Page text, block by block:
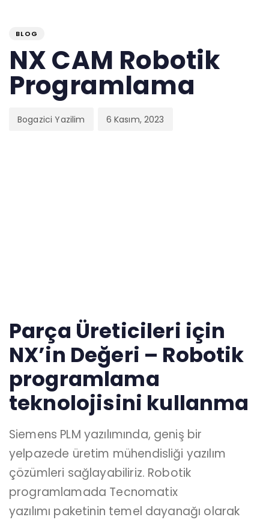
BLOG
NX CAM Robotik
Programlama
Bogazici Yazilim
on:
6 Kasım, 2023
Parça Üreticileri için
NX’in Değeri – Robotik
programlama
teknolojisini kullanma
Siemens PLM yazılımında, geniş bir
yelpazede üretim mühendisliği yazılım
çözümleri sağlayabiliriz. Robotik
programlamada Tecnomatix
yazılımı paketinin temel dayanağı olarak